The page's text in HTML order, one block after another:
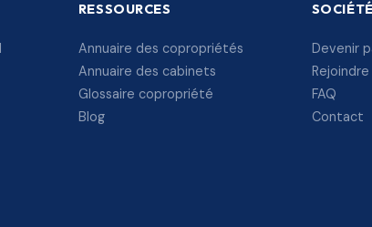
RESSOURCES
Annuaire des copropriétés
Annuaire des cabinets
Glossaire copropriété
Blog
SOCIÉTÉ
Devenir
FAQ
Contact